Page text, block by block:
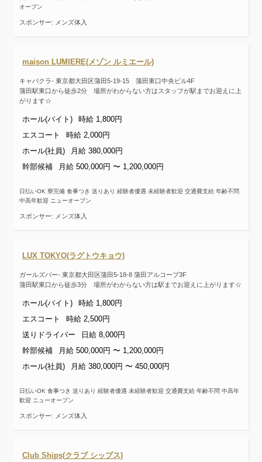
オープン
スポンサー: メンズ体入
maison LUMIERE(メゾン ルミエール)
キャバクラ- 東京都大田区蒲田5-19-15 蒲田東口中央ビル4F
蒲田駅東口から徒歩2分 場所がわからない方はスタッフが駅までお迎えに上
がります☆
ホール(バイト)
時給 1,800円
エスコート
時給 2,000円
ホール(社員)
月給 380,000円
幹部候補
月給 500,000円 〜 1,200,000円
日払いOK 寮完備 食事つき 送りあり 経験者優遇 未経験者歓迎 交通費支給 年齢不問
中高年歓迎 ニューオープン
スポンサー: メンズ体入
LUX TOKYO(ラグトウキョウ)
ガールズバー- 東京都大田区蒲田5-18-8 蒲田アルコープ3F
蒲田駅東口から徒歩3分 場所がわからない方は駅までお迎えに上がります☆
ホール(バイト)
時給 1,800円
エスコート
時給 2,500円
送りドライバー
日給 8,000円
幹部候補
月給 500,000円 〜 1,200,000円
ホール(社員)
月給 380,000円 〜 450,000円
日払いOK 食事つき 送りあり 経験者優遇 未経験者歓迎 交通費支給 年齢不問 中高年
歓迎 ニューオープン
スポンサー: メンズ体入
Club Ships(クラブ シップス)